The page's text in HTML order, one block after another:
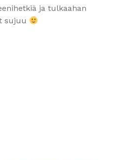
ja tulkaahan
sujuu